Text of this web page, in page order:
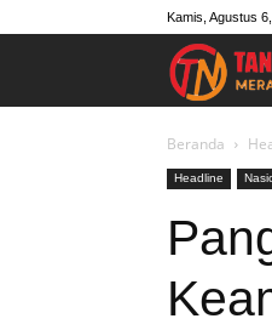
Kamis, Agustus
Beranda
Headline